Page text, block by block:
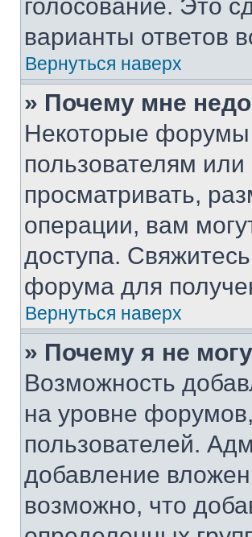
голосование. Это
варианты ответов
Вернуться наверх
» Почему мне
Некоторые форумы
пользователям
просматривать,
операции, вам
доступа.
форума для
Вернуться наверх
» Почему я не
Возможность
на уровне
пользователей.
добавление
возможно, что